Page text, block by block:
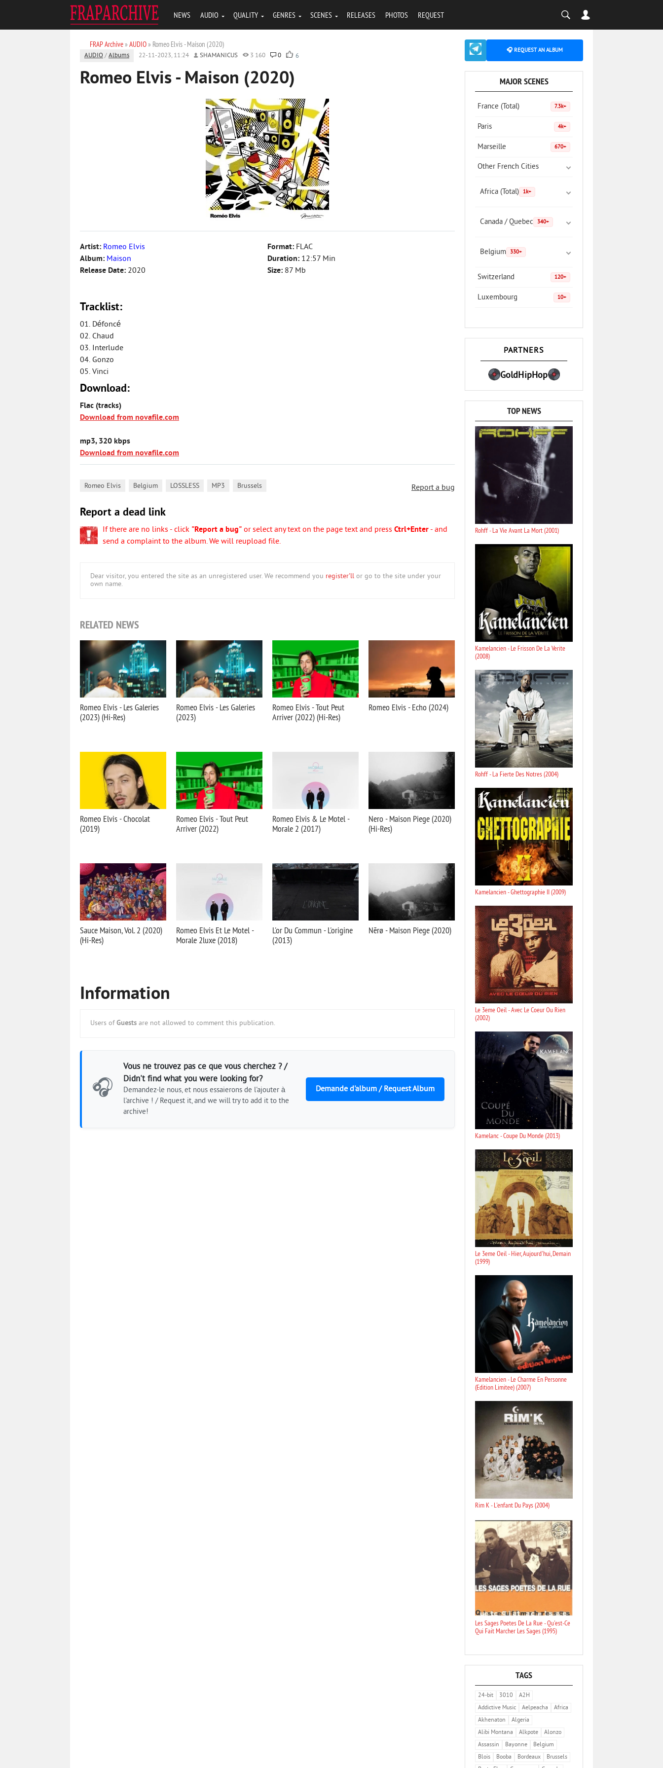
NEWS AUDIO QUALITY GENRES SCENES RELEASES PHOTOS REQUEST
FRAP Archive» AUDIO» Romeo Elvis - Maison (2020)
AUDIO /Albums 22-11-2023, 11:24 SHAMANICUS 3 160 0 6
Romeo Elvis - Maison (2020)
Artist: Romeo Elvis
Album: Maison
Release Date: 2020
Format: FLAC
Duration: 12:57 Min
Size: 87 Mb
Tracklist:
01. Défoncé
02. Chaud
03. Interlude
04. Gonzo
05. Vinci
Download:
Flac (tracks)
Download from novafile.com
mp3, 320 kbps
Download from novafile.com
Report a bug
Romeo Elvis Belgium LOSSLESS MP3 Brussels
Report a dead link
If there are no links - click "Report a bug" or select any text on the page text and press Ctrl+Enter - and
send a complaint to the album. We will reupload file.
Dear visitor, you entered the site as an unregistered user. We recommend you register'll or go to the site under your
own name.
RELATED NEWS
Romeo Elvis - Les Galeries
(2023) (Hi-Res)
Romeo Elvis - Les Galeries
(2023)
Romeo Elvis - Tout Peut
Arriver (2022) (Hi-Res)
Romeo Elvis - Echo (2024)
Romeo Elvis - Chocolat
(2019)
Romeo Elvis - Tout Peut
Arriver (2022)
Romeo Elvis & Le Motel -
Morale 2 (2017)
Nero - Maison Piege (2020)
(Hi-Res)
Sauce Maison, Vol. 2 (2020)
(Hi-Res)
Romeo Elvis Et Le Motel -
Morale 2luxe (2018)
L'or Du Commun - L'origine
(2013)
Nērø - Maison Piege (2020)
Information
Users of Guests are not allowed to comment this publication.
🎧
Vous ne trouvez pas ce que vous cherchez ? /
Didn't find what you were looking for?
Demandez-le nous, et nous essaierons de l'ajouter à
l'archive ! / Request it, and we will try to add it to the
archive!
Demande d'album / Request Album
🎧 REQUEST AN ALBUM
MAJOR SCENES
France (Total) 7.3k+
Paris 4k+
Marseille 670+
Other French Cities
Africa (Total) 1k+
Canada / Quebec 340+
Belgium 330+
Switzerland 120+
Luxembourg 10+
PARTNERS
GoldHipHop
TOP NEWS
Rohff - La Vie Avant La Mort (2001)
Kamelancien - Le Frisson De La Verite
(2008)
Rohff - La Fierte Des Notres (2004)
Kamelancien - Ghettographie II (2009)
Le 3eme Oeil - Avec Le Coeur Ou Rien
(2002)
Kamelanc - Coupe Du Monde (2013)
Le 3eme Oeil - Hier, Aujourd'hui, Demain
(1999)
Kamelancien - Le Charme En Personne
(Edition Limitee) (2007)
Rim K - L'enfant Du Pays (2004)
Les Sages Poetes De La Rue - Qu'est-Ce
Qui Fait Marcher Les Sages (1995)
TAGS
24-bit 3010
A2H
Addictive Music
Aelpeacha
Africa
Akhenaton
Algeria
Alibi Montana
Alkpote
Alonzo
Assassin
Bayonne
Belgium
Blois
Booba Bordeaux
Brussels